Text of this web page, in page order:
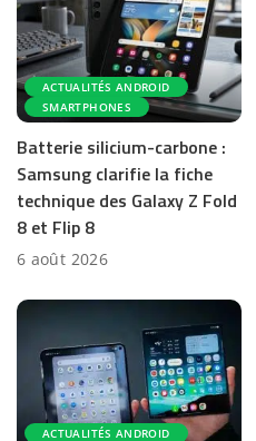
ACTUALITÉS ANDROID
SMARTPHONES
Batterie silicium-carbone :
Samsung clarifie la fiche
technique des Galaxy Z Fold
8 et Flip 8
6 août 2026
ACTUALITÉS ANDROID